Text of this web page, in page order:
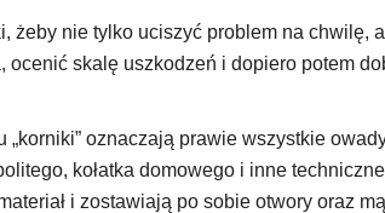
żeby nie tylko uciszyć problem na chwilę,
ocenić skalę uszkodzeń i dopiero potem
„korniki” oznaczają prawie wszystkie
kołatka domowego i inne
i zostawiają po sobie otwory oraz